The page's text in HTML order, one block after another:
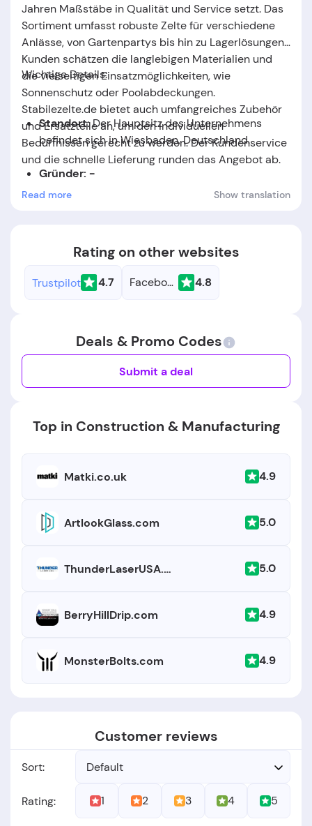
Jahren Maßstäbe in Qualität und Service setzt. Das
Sortiment umfasst robuste Zelte für verschiedene
Anlässe, von Gartenpartys bis hin zu Lagerlösungen.
Kunden schätzen die langlebigen Materialien und
die vielseitigen Einsatzmöglichkeiten, wie
Sonnenschutz oder Poolabdeckungen.
Stabilezelte.de bietet auch umfangreiches Zubehör
und Ersatzteile an, um den individuellen
Bedürfnissen gerecht zu werden. Der Kundenservice
und die schnelle Lieferung runden das Angebot ab.
Wichtige Details:
Standort:Der Hauptsitz des Unternehmens
befindet sich in Wiesbaden, Deutschland.
Gründer: -
Read more Show translation
Rating on other websites
Trustpilot 4.7 Facebook 4.8
Deals & Promo Codes
Submit a deal
Top in Construction & Manufacturing
Matki.co.uk 4.9
ArtlookGlass.com 5.0
ThunderLaserUSA.com 5.0
BerryHillDrip.com 4.9
MonsterBolts.com 4.9
Customer reviews
Sort: Default
Rating: 1 2 3 4 5